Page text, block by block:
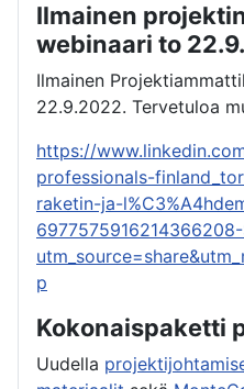
Ilmainen
webinaari to
Ilmainen
22.9.2022. Tervetuloa
https://
professionals-
raketin-ja-
p
Kokonaispaketti
Uudella